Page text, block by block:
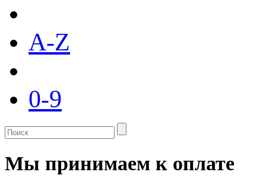
A-Z
0-9
Мы принимаем к оплате